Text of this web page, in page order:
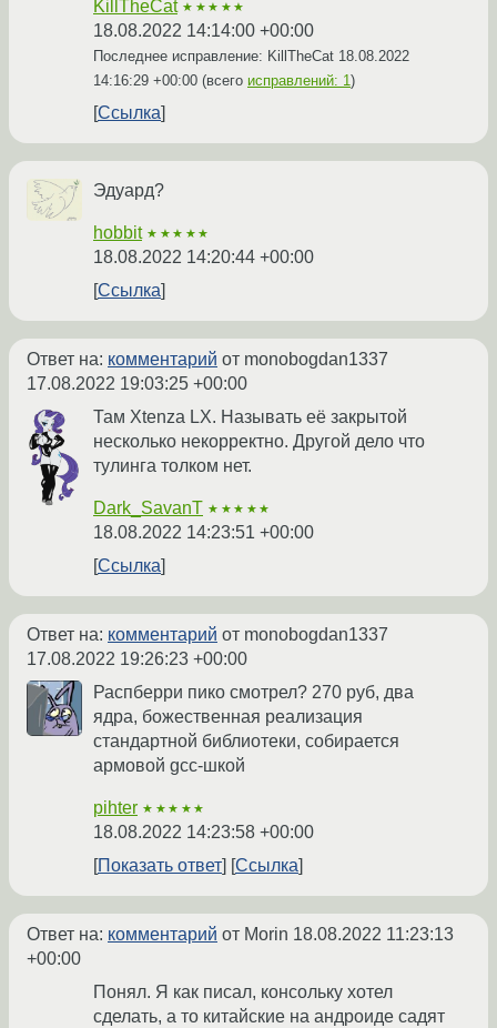
KillTheCat ★★★★★
18.08.2022 14:14:00 +00:00
Последнее исправление: KillTheCat 18.08.2022
14:16:29 +00:00 (всего исправлений: 1)
Ссылка
Эдуард?
hobbit ★★★★★
18.08.2022 14:20:44 +00:00
Ссылка
Ответ на: комментарий от monobogdan1337
17.08.2022 19:03:25 +00:00
Там Xtenza LX. Называть её закрытой
несколько некорректно. Другой дело что
тулинга толком нет.
Dark_SavanT ★★★★★
18.08.2022 14:23:51 +00:00
Ссылка
Ответ на: комментарий от monobogdan1337
17.08.2022 19:26:23 +00:00
Распберри пико смотрел? 270 руб, два
ядра, божественная реализация
стандартной библиотеки, собирается
армовой gcc-шкой
pihter ★★★★★
18.08.2022 14:23:58 +00:00
Показать ответ
Ссылка
Ответ на: комментарий от Morin 18.08.2022 11:23:13
+00:00
Понял. Я как писал, консольку хотел
сделать, а то китайские на андроиде садят